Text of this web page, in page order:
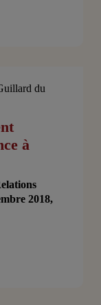
du
à
2018,